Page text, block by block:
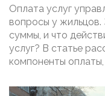
Оплата услуг
вопросы у жильцов.
суммы, и что
услуг? В статье
компоненты
расходов и как